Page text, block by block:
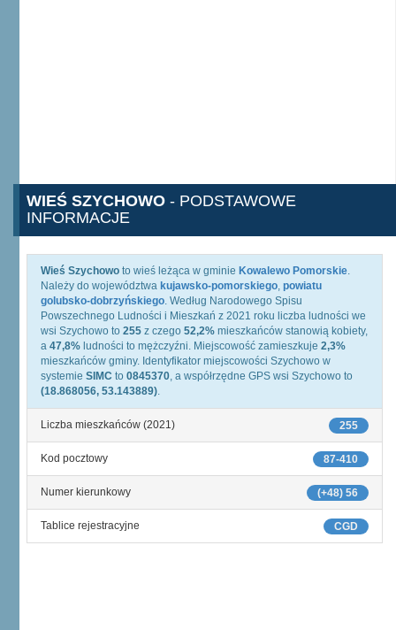
WIEŚ SZYCHOWO - PODSTAWOWE
INFORMACJE
Wieś Szychowo to wieś leżąca w gminie Kowalewo Pomorskie.
Należy do województwa kujawsko-pomorskiego, powiatu
golubsko-dobrzyńskiego. Według Narodowego Spisu
Powszechnego Ludności i Mieszkań z 2021 roku liczba ludności we
wsi Szychowo to 255 z czego 52,2% mieszkańców stanowią kobiety,
a 47,8% ludności to mężczyźni. Miejscowość zamieszkuje 2,3%
mieszkańców gminy. Identyfikator miejscowości Szychowo w
systemie SIMC to 0845370, a współrzędne GPS wsi Szychowo to
(18.868056, 53.143889).
255
Liczba mieszkańców (2021)
87-410
Kod pocztowy
(+48) 56
Numer kierunkowy
CGD
Tablice rejestracyjne